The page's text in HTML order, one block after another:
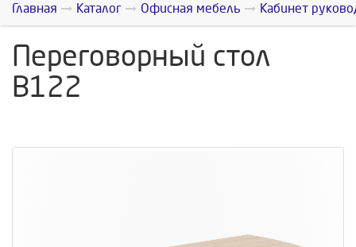
Главная Каталог Офисная мебель Кабинет
Переговорный стол
В122